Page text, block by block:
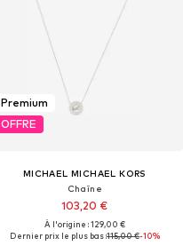
Premium
OFFRE
MICHAEL MICHAEL KORS
Chaîne
103,20 €
À l'origine : 129,00 €
Dernier prix le plus bas :115,00 €-10%